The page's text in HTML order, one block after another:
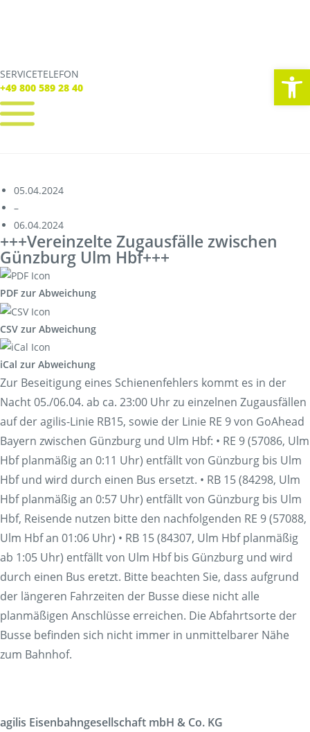
SERVICETELEFON
+49 800 589 28 40
SERVICE TELEFON
+49 800 589 28 40
Verbindungen
Tickets
Freizeit
Service
Unternehmen
05.04.2024
–
06.04.2024
+++Vereinzelte Zugausfälle zwischen
Günzburg Ulm Hbf+++
PDF zur Abweichung
CSV zur Abweichung
iCal zur Abweichung
Zur Beseitigung eines Schienenfehlers kommt es in der
Nacht 05./06.04. ab ca. 23:00 Uhr zu einzelnen Zugausfällen
auf der agilis-Linie RB15, sowie der Linie RE 9 von GoAhead
Bayern zwischen Günzburg und Ulm Hbf: • RE 9 (57086, Ulm
Hbf planmäßig an 0:11 Uhr) entfällt von Günzburg bis Ulm
Hbf und wird durch einen Bus ersetzt. • RB 15 (84298, Ulm
Hbf planmäßig an 0:57 Uhr) entfällt von Günzburg bis Ulm
Hbf, Reisende nutzen bitte den nachfolgenden RE 9 (57088,
Ulm Hbf an 01:06 Uhr) • RB 15 (84307, Ulm Hbf planmäßig
ab 1:05 Uhr) entfällt von Ulm Hbf bis Günzburg und wird
durch einen Bus eretzt. Bitte beachten Sie, dass aufgrund
der längeren Fahrzeiten der Busse diese nicht alle
planmäßigen Anschlüsse erreichen. Die Abfahrtsorte der
Busse befinden sich nicht immer in unmittelbarer Nähe
zum Bahnhof.
agilis Eisenbahngesellschaft mbH & Co. KG